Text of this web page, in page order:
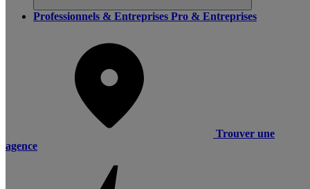
Professionnels & Entreprises Pro & Entreprises
Trouver une
agence